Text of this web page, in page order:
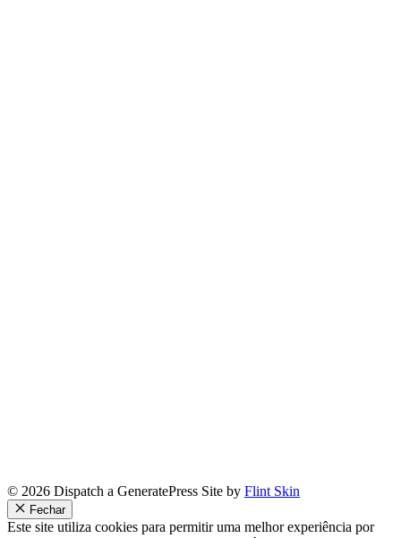
© 2026 Dispatch a GeneratePress Site by Flint Skin
Fechar
Este site utiliza cookies para permitir uma melhor experiência por